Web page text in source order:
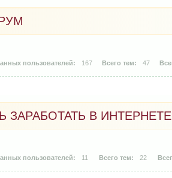
167 47
В ИНТЕРНЕТЕ
11 22